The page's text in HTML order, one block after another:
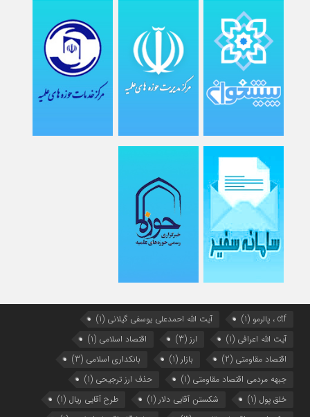
ctf ، پالرمو (1) آیت الله احمدعلی یوسفی گیلانی (1)
آیت الله اعرافی (1) ارز (3) اقتصاد اسلامی (1)
اقتصاد مقاومتی (2) بازار (1) بانکداری اسلامی (3)
جبهه مردمی اقتصاد مقاومتی (1) حذف ارز ترجیحی (1)
خلق پول (1) شکستن آقایی دلار (1) طرح آقایی ریال (1)